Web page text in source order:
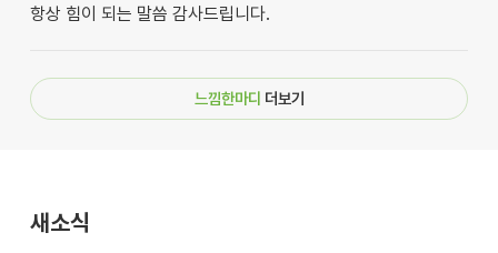
항상 힘이 되는 말씀 감사드립니다.
느낌한마디 더보기
새소식